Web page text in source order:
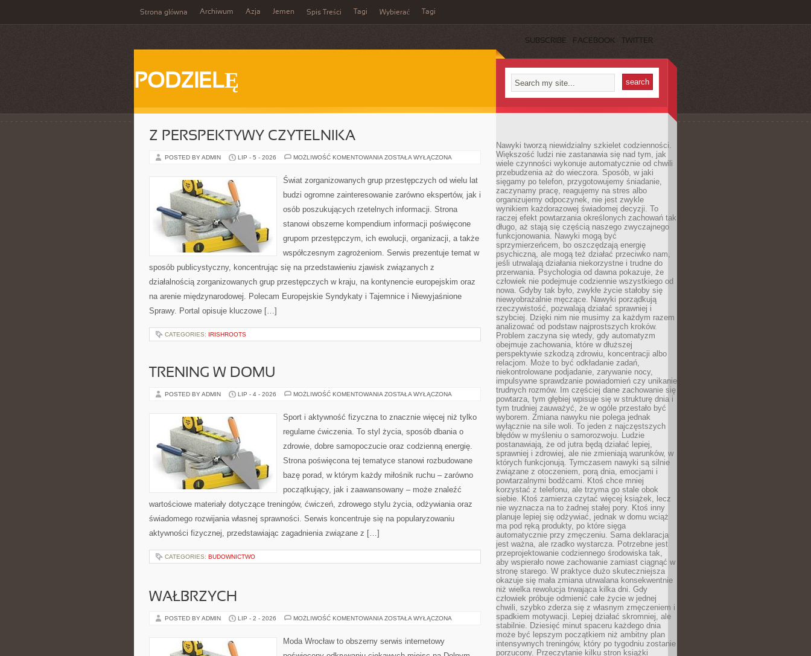
Strona główna Archiwum Azja Jemen Spis Treści Tagi Wybierać Tagi
SUBSCRIBE FACEBOOK TWITTER
PODZIELĘ
Z PERSPEKTYWY CZYTELNIKA
POSTED BY ADMIN LIP - 5 - 2026 MOŻLIWOŚĆ KOMENTOWANIA Z
ZOSTAŁA WYŁĄCZONA
Świat zorganizowanych grup przestępczych od wielu lat
budzi ogromne zainteresowanie zarówno ekspertów, jak i
osób poszukujących rzetelnych informacji. Strona
stanowi obszerne kompendium informacji poświęcone
grupom przestępczym, ich ewolucji, organizacji, a także
współczesnym zagrożeniom. Serwis prezentuje temat w
sposób publicystyczny, koncentrując się na przedstawieniu zjawisk związanych z
działalnością zorganizowanych grup przestępczych w kraju, na kontynencie europejskim oraz
na arenie międzynarodowej. Polecam Europejskie Syndykaty i Tajemnice i Niewyjaśnione
Sprawy. Portal opisuje kluczowe […]
CATEGORIES: IRISHROOTS
TRENING W DOMU
POSTED BY ADMIN LIP - 4 - 2026 MOŻLIWOŚĆ KOMENTOWANIA TRENING
ZOSTAŁA WYŁĄCZONA
Sport i aktywność fizyczna to znacznie więcej niż tylko
regularne ćwiczenia. To styl życia, sposób dbania o
zdrowie, dobre samopoczucie oraz codzienną energię.
Strona poświęcona tej tematyce stanowi rozbudowane
bazę porad, w którym każdy miłośnik ruchu – zarówno
początkujący, jak i zaawansowany – może znaleźć
wartościowe materiały dotyczące treningów, ćwiczeń, zdrowego stylu życia, odżywiania oraz
świadomego rozwijania własnej sprawności. Serwis koncentruje się na popularyzowaniu
aktywności fizycznej, przedstawiając zagadnienia związane z […]
CATEGORIES: BUDOWNICTWO
WAŁBRZYCH
POSTED BY ADMIN LIP - 2 - 2026 MOŻLIWOŚĆ KOMENTOWANIA WAŁBRZYCH
ZOSTAŁA WYŁĄCZONA
Moda Wrocław to obszerny serwis internetowy
Nawyki tworzą niewidzialny szkielet codzienności.
Większość ludzi nie zastanawia się nad tym, jak
wiele czynności wykonuje automatycznie od chwili
przebudzenia aż do wieczora. Sposób, w jaki
sięgamy po telefon, przygotowujemy śniadanie,
zaczynamy pracę, reagujemy na stres albo
organizujemy odpoczynek, nie jest zwykle
wynikiem każdorazowej świadomej decyzji. To
raczej efekt powtarzania określonych zachowań tak
długo, aż stają się częścią naszego zwyczajnego
funkcjonowania. Nawyki mogą być
sprzymierzeńcem, bo oszczędzają energię
psychiczną, ale mogą też działać przeciwko nam,
jeśli utrwalają działania niekorzystne i trudne do
przerwania. Psychologia od dawna pokazuje, że
człowiek nie podejmuje codziennie wszystkiego od
nowa. Gdyby tak było, zwykłe życie stałoby się
niewyobrażalnie męczące. Nawyki porządkują
rzeczywistość, pozwalają działać sprawniej i
szybciej. Dzięki nim nie musimy za każdym razem
analizować od podstaw najprostszych kroków.
Problem zaczyna się wtedy, gdy automatyzm
obejmuje zachowania, które w dłuższej
perspektywie szkodzą zdrowiu, koncentracji albo
relacjom. Może to być odkładanie zadań,
niekontrolowane podjadanie, zarywanie nocy,
impulsywne sprawdzanie powiadomień czy unikanie
trudnych rozmów. Im częściej dane zachowanie się
powtarza, tym głębiej wpisuje się w strukturę dnia i
tym trudniej zauważyć, że w ogóle przestało być
wyborem. Zmiana nawyku nie polega jednak
wyłącznie na sile woli. To jeden z najczęstszych
błędów w myśleniu o samorozwoju. Ludzie
postanawiają, że od jutra będą działać lepiej,
sprawniej i zdrowiej, ale nie zmieniają warunków, w
których funkcjonują. Tymczasem nawyki są silnie
związane z otoczeniem, porą dnia, emocjami i
powtarzalnymi bodźcami. Ktoś chce mniej
korzystać z telefonu, ale trzyma go stale obok
siebie. Ktoś zamierza czytać więcej książek, lecz
nie wyznacza na to żadnej stałej pory. Ktoś inny
planuje lepiej się odżywiać, jednak w domu wciąż
ma pod ręką produkty, po które sięga
automatycznie przy zmęczeniu. Sama deklaracja
jest ważna, ale rzadko wystarcza. Potrzebne jest
przeprojektowanie codziennego środowiska tak,
aby wspierało nowe zachowanie zamiast ciągnąć w
stronę starego. W praktyce dużo skuteczniejsza
okazuje się mała zmiana utrwalana konsekwentnie
niż wielka rewolucja trwająca kilka dni. Gdy
człowiek próbuje odmienić całe życie w jednej
chwili, szybko zderza się z własnym zmęczeniem i
spadkiem motywacji. Lepiej działać skromniej, ale
stabilnie. Dziesięć minut spaceru każdego dnia
może być lepszym początkiem niż ambitny plan
intensywnych treningów, który po tygodniu zostanie
porzucony. Przeczytanie kilku stron książki